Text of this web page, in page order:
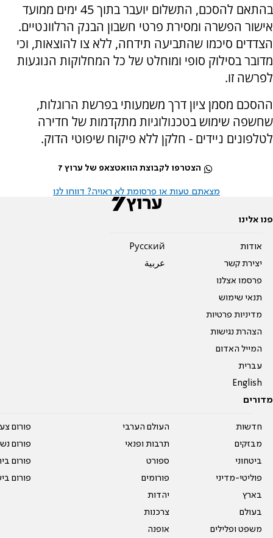
בהתאם להסכם, התשלום יועבר בתוך 45 ימים ממועד
אישור הפשרה ומסירת פרטי חשבון הבנק הרלוונטיים.
הצדדים סיכמו שהתביעה תידחה, ללא צו להוצאות, וכי
מדובר בסילוק סופי ומוחלט של כל המחלוקות הנוגעות
לפרשה זו.
ההסכם מסמן ציון דרך משמעותי בפרשת הרוגלות,
שחשפה שימוש בטכנולוגיות מתקדמות של חדירה
לטלפונים ניידים - חלקן ללא פיקוח שיפוטי הדוק.
הצטרפו לקבוצת הוואטצאפ של ערוץ 7
מצאתם טעות או פרסומת לא ראויה? דווחו לנו
פנו אלינו
אודות
יצירת קשר
פרסמו אצלנו
תנאי שימוש
מדיניות פרטיות
הצהרת נגישות
המייל האדום
עברית
English
Pусский
عربية
מדורים
חדשות
מבזקים
ביטחוני
פוליטי-מדיני
בארץ
בעולם
משפט ופלילים
העולם הערבי
תרבות ופנאי
ספורט
פורומים
יהדות
צרכנות
אופנה
פורום
פורום
פורום
פורום